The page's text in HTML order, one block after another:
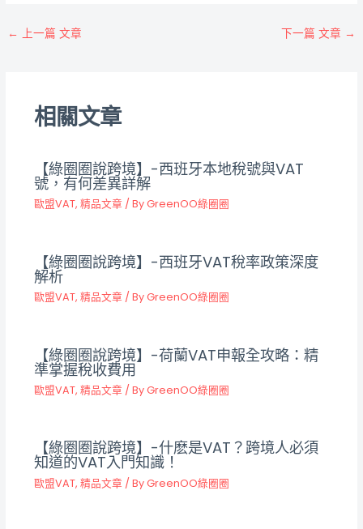
← 上一篇 文章 下一篇 文章 →
相關文章
【綠圈圈說跨境】-西班牙本地稅號與VAT
號，有何差異詳解
歐盟VAT, 精品文章 / ByGreenOO綠圈圈
【綠圈圈說跨境】-西班牙VAT稅率政策深度
解析
歐盟VAT, 精品文章 / ByGreenOO綠圈圈
【綠圈圈說跨境】-荷蘭VAT申報全攻略：精
準掌握稅收費用
歐盟VAT, 精品文章 / ByGreenOO綠圈圈
【綠圈圈說跨境】-什麽是VAT？跨境人必須
知道的VAT入門知識！
歐盟VAT, 精品文章 / ByGreenOO綠圈圈